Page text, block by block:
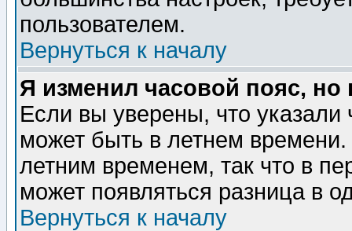
пользователем.
Вернуться к началу
Я изменил часовой пояс,
Если вы уверены, что указали
может быть в летнем
летним временем, так что в
может появляться разница в
Вернуться к началу